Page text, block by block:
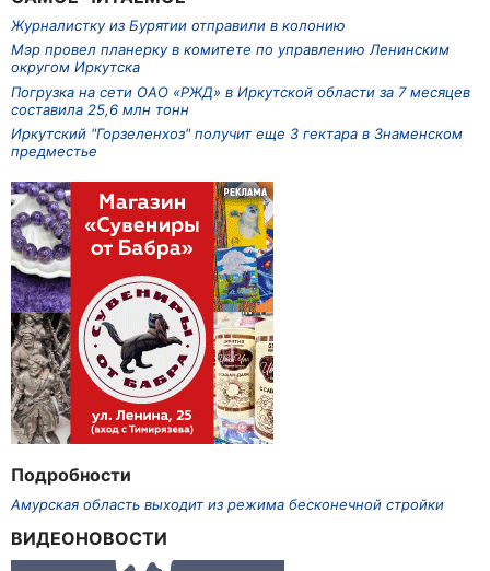
Журналистку из Бурятии отправили в колонию
Мэр провел планерку в комитете по управлению Ленинским
округом Иркутска
Погрузка на сети ОАО «РЖД» в Иркутской области за 7 месяцев
составила 25,6 млн тонн
Иркутский "Горзеленхоз" получит еще 3 гектара в Знаменском
предместье
Подробности
Амурская область выходит из режима бесконечной стройки
ВИДЕОНОВОСТИ